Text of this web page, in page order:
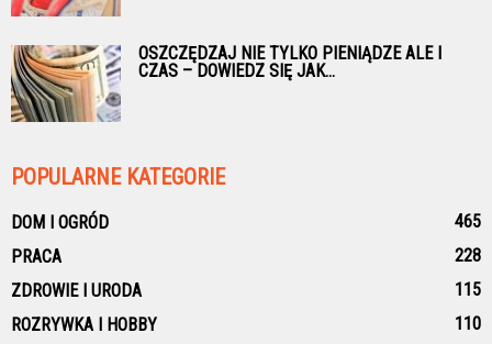
OSZCZĘDZAJ NIE TYLKO PIENIĄDZE ALE I
CZAS – DOWIEDZ SIĘ JAK...
POPULARNE KATEGORIE
DOM I OGRÓD
465
PRACA
228
ZDROWIE I URODA
115
ROZRYWKA I HOBBY
110